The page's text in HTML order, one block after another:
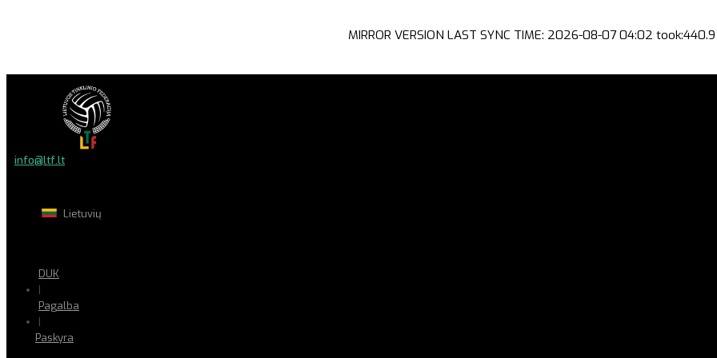
MIRROR VERSION LAST SYNC TIME: 2026-08-07 04:02
info@ltf.lt
Lietuvių
DUK
|
Pagalba
|
Paskyra